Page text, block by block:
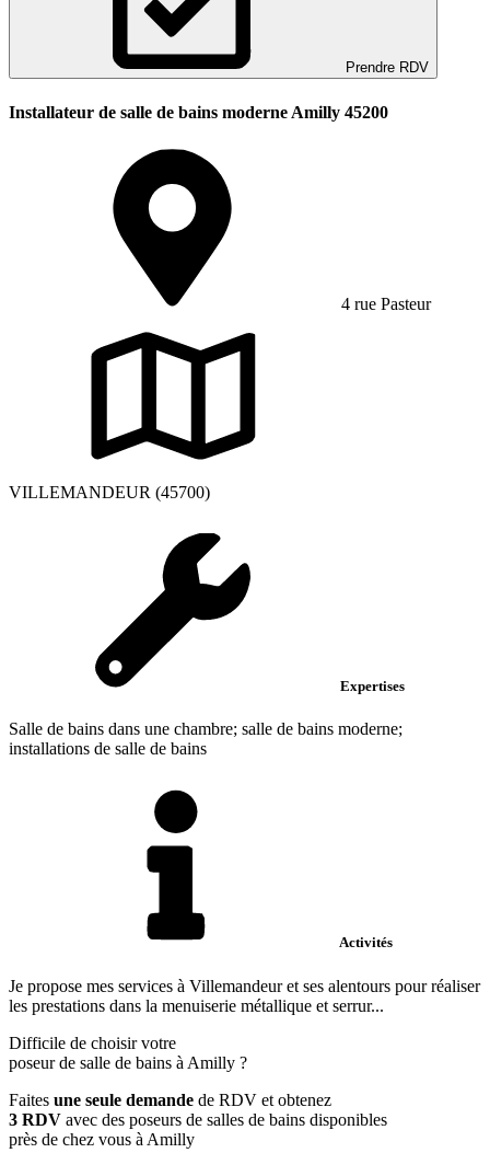
Prendre RDV
Installateur de salle de bains moderne Amilly 45200
4 rue Pasteur
VILLEMANDEUR (45700)
Expertises
Salle de bains dans une chambre; salle de bains moderne;
installations de salle de bains
Activités
Je propose mes services à Villemandeur et ses alentours pour réaliser
les prestations dans la menuiserie métallique et serrur...
Difficile de choisir votre
poseur de salle de bains à Amilly ?
Faites une seule demande de RDV et obtenez
3 RDV avec des poseurs de salles de bains disponibles
près de chez vous à Amilly